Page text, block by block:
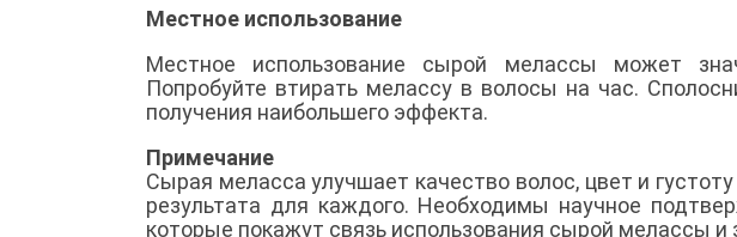
Местное использование
Местное использование сырой мелассы может
Попробуйте втирать мелассу в волосы на час.
получения наибольшего эффекта.
Примечание
Сырая меласса улучшает качество волос, цвет и
результата для каждого. Необходимы научное
которые покажут связь использования сырой мелассы и